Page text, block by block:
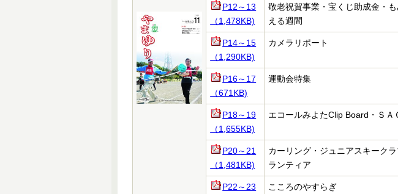
P12～13
（1,478KB)
敬老祝賀事業・宝くじ助成金・
える週間
P14～15
（1,290KB)
カメラリポート
P16～17
（671KB)
運動会特集
P18～19
（1,655KB)
エコールみよたClip Board・Ｓ
P20～21
（1,481KB)
カーリング・ジュニアスキーク
ランティア
P22～23
こころのやすらぎ